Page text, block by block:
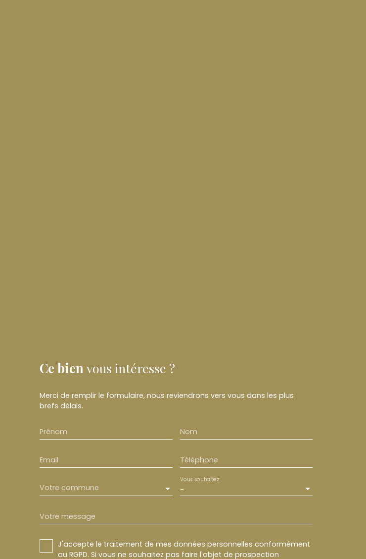
Ce bien vous intéresse ?
Merci de remplir le formulaire, nous reviendrons vers vous dans les plus
brefs délais.
Prénom Nom
Email Téléphone
Votre commune -
Vous souhaitez
Votre message
J'accepte le traitement de mes données personnelles conformément
au RGPD. Si vous ne souhaitez pas faire l'objet de prospection